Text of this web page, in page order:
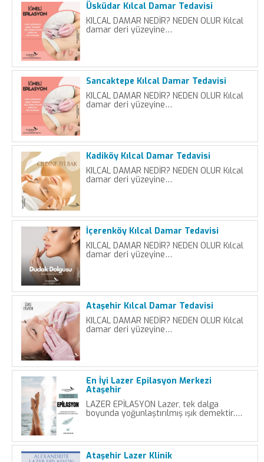
Üsküdar Kılcal Damar Tedavisi
KILCAL DAMAR NEDİR? NEDEN OLUR Kılcal
damar deri yüzeyine…
Sancaktepe Kılcal Damar Tedavisi
KILCAL DAMAR NEDİR? NEDEN OLUR Kılcal
damar deri yüzeyine…
Kadiköy Kılcal Damar Tedavisi
KILCAL DAMAR NEDİR? NEDEN OLUR Kılcal
damar deri yüzeyine…
İçerenköy Kılcal Damar Tedavisi
KILCAL DAMAR NEDİR? NEDEN OLUR Kılcal
damar deri yüzeyine…
Ataşehir Kılcal Damar Tedavisi
KILCAL DAMAR NEDİR? NEDEN OLUR Kılcal
damar deri yüzeyine…
En İyi Lazer Epilasyon Merkezi
Ataşehir
LAZER EPİLASYON Lazer, tek dalga
boyunda yoğunlaştırılmış ışık demektir.…
Ataşehir Lazer Klinik